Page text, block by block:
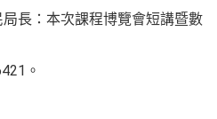
長：本次課程博覽會短講暨數
。